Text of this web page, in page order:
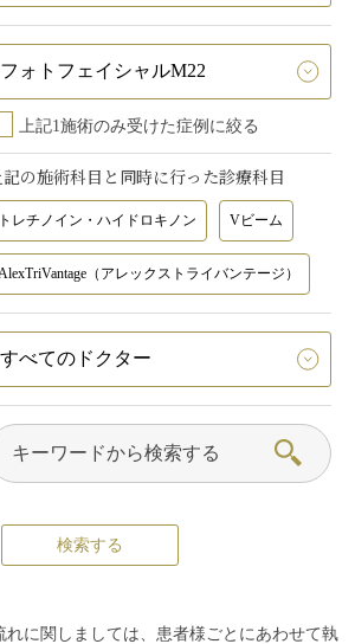
上記1施術のみ受けた症例に絞る
記の施術科目と同時に行った診療科目
トレチノイン・ハイドロキノン Vビーム
AlexTriVantage（アレックストライバンテージ）
に関しましては、患者様ごとにあわせて執